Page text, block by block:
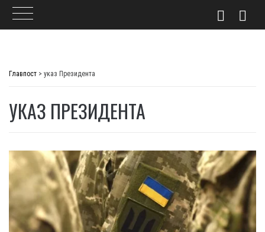
Главпост > указ Президента
УКАЗ ПРЕЗИДЕНТА